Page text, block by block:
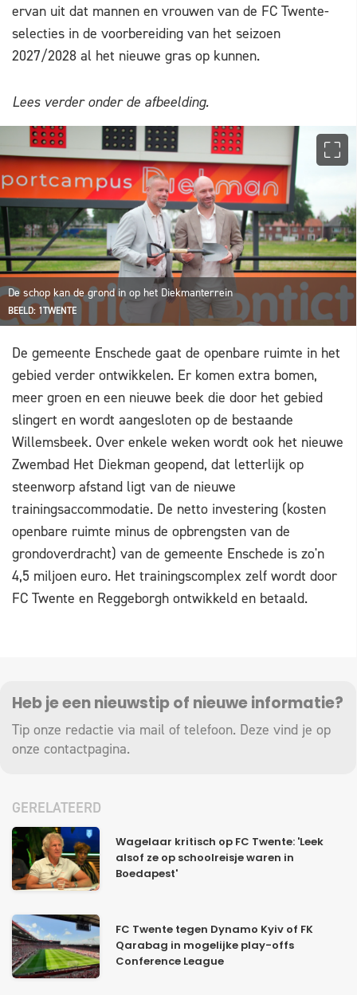
ervan uit dat mannen en vrouwen van de FC Twente-
selecties in de voorbereiding van het seizoen
2027/2028 al het nieuwe gras op kunnen.
Lees verder onder de afbeelding.
De schop kan de grond in op het Diekmanterrein
BEELD: 1TWENTE
De gemeente Enschede gaat de openbare ruimte in het
gebied verder ontwikkelen. Er komen extra bomen,
meer groen en een nieuwe beek die door het gebied
slingert en wordt aangesloten op de bestaande
Willemsbeek. Over enkele weken wordt ook het nieuwe
Zwembad Het Diekman geopend, dat letterlijk op
steenworp afstand ligt van de nieuwe
trainingsaccommodatie. De netto investering (kosten
openbare ruimte minus de opbrengsten van de
grondoverdracht) van de gemeente Enschede is zo'n
4,5 miljoen euro. Het trainingscomplex zelf wordt door
FC Twente en Reggeborgh ontwikkeld en betaald.
Heb je een nieuwstip of nieuwe informatie?
Tip onze redactie via mail of telefoon. Deze vind je op
onze contactpagina.
GERELATEERD
Wagelaar kritisch op FC Twente: 'Leek
alsof ze op schoolreisje waren in
Boedapest'
FC Twente tegen Dynamo Kyiv of FK
Qarabag in mogelijke play-offs
Conference League